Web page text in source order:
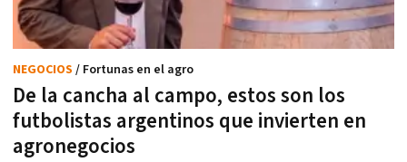
De la cancha al campo, estos son los
futbolistas argentinos que invierten en
agronegocios
NEGOCIOS / Fortunas en el agro